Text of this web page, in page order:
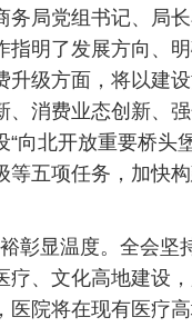
局党组书记、局
明了发展方向、
级方面，将以建
、消费业态创新、
向北开放重要桥头
等五项任务，加快
彰显温度。全会坚
疗、文化高地建设
医院将在现有医疗